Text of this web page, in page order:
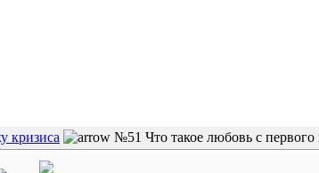
кризиса №51 Что такое любовь с первого